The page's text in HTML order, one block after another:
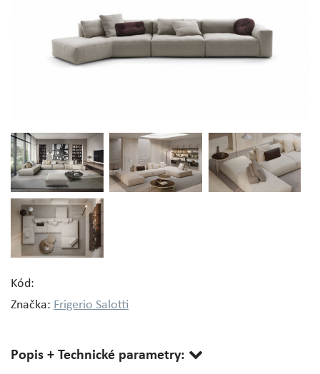
Kód:
Značka: Frigerio Salotti
Popis + Technické parametry: